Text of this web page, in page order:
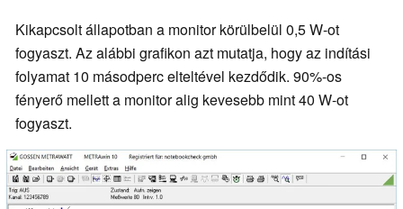
Kikapcsolt állapotban a monitor körülbelül 0,5 W-ot
fogyaszt. Az alábbi grafikon azt mutatja, hogy az indítási
folyamat 10 másodperc elteltével kezdődik. 90%-os
fényerő mellett a monitor alig kevesebb mint 40 W-ot
fogyaszt.